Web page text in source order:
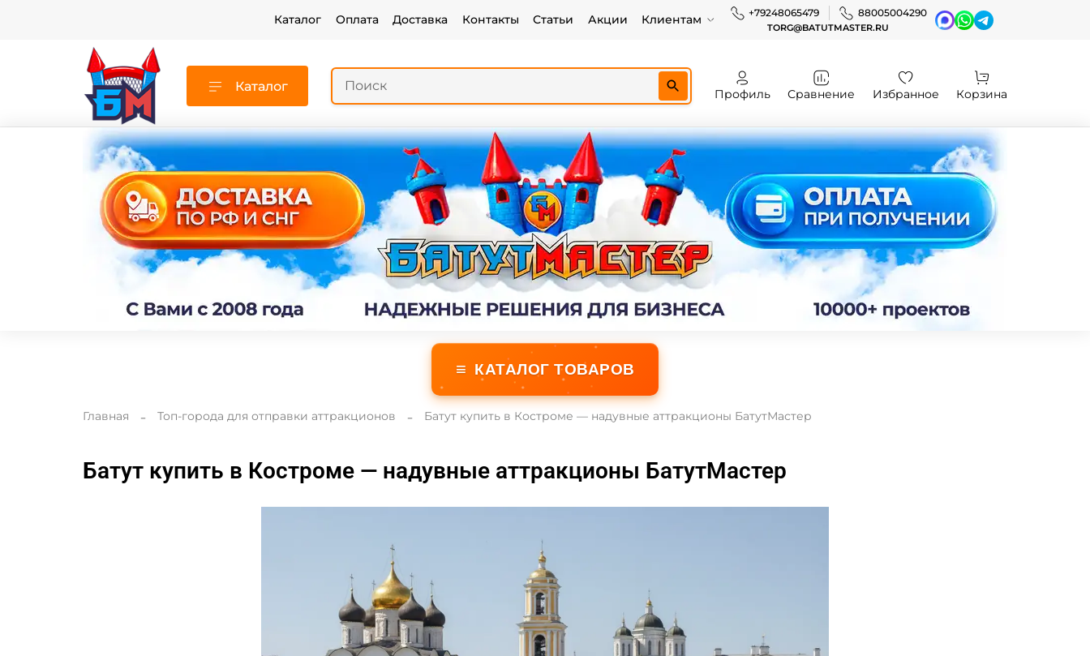
Каталог Оплата Доставка Контакты Статьи Акции Клиентам +79248065479 88005004290
TORG@BATUTMASTER.RU
Каталог
Профиль Сравнение Избранное Корзина
≡ КАТАЛОГ ТОВАРОВ
Главная Топ-города для отправки аттракционов Батут купить в Костроме — надувные аттракционы БатутМастер
Батут купить в Костроме — надувные аттракционы БатутМастер